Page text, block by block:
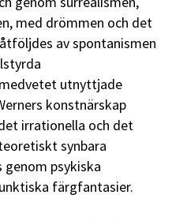
med drömmen och det
av spontanismen
utnyttjade
konstnärskap
irrationella och det
synbara
psykiska
färgfantasier.